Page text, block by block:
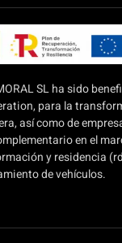
SL ha sido
para la
así como de
en el
y residencia
de vehículos.